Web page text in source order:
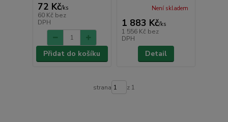
72 Kč/ks
60 Kč bez
DPH
Přidat do košíku
1 883 Kč/ks
1 556 Kč bez
DPH
Není skladem
Detail
strana z 1